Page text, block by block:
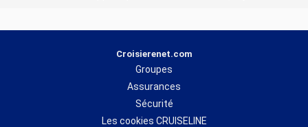
Croisierenet.com
Groupes
Assurances
Sécurité
Les cookies CRUISELINE